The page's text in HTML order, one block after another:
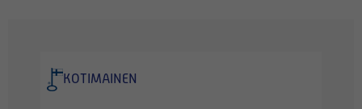
KOTIMAINEN